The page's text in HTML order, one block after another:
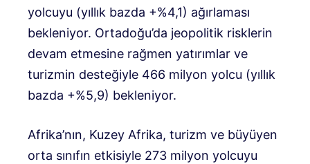
yolcuyu (yıllık bazda +%4,1) ağırlaması
bekleniyor. Ortadoğu’da jeopolitik risklerin
devam etmesine rağmen yatırımlar ve
turizmin desteğiyle 466 milyon yolcu (yıllık
bazda +%5,9) bekleniyor.
Afrika’nın, Kuzey Afrika, turizm ve büyüyen
orta sınıfın etkisiyle 273 milyon yolcuyu